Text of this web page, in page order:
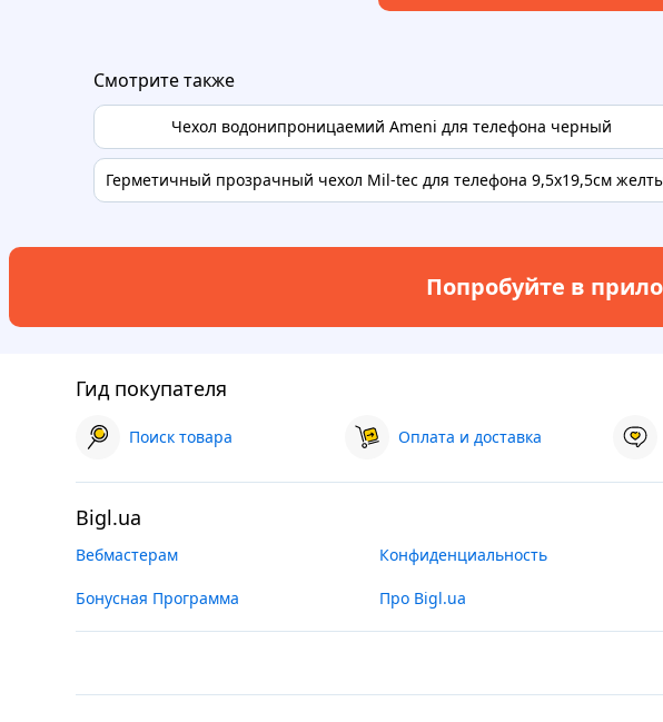
Смотрите также
Чехол водонипроницаемий Ameni для телефона черный
Герметичный прозрачный чехол Mil-tec для телефона 9,5х19,5см
Попробуйте в
Гид покупателя
Поиск товара Оплата и доставка
Bigl.ua
Вебмастерам Конфиденциальность
Бонусная Программа Про Bigl.ua